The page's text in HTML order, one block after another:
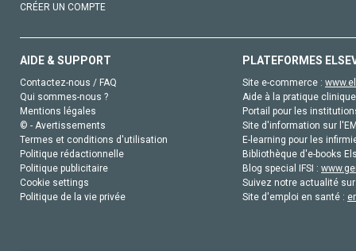
CRÉER UN COMPTE
AIDE & SUPPORT
Contactez-nous / FAQ
Qui sommes-nous ?
Mentions légales
© - Avertissements
Termes et conditions d'utilisation
Politique rédactionnelle
Politique publicitaire
Cookie settings
Politique de la vie privée
PLATEFORMES
Site e-commerce :
Aide à la pratique
Portail pour les
Site d'information sur
E-learning pour les
Bibliothèque d'e-books
Blog special IFSI :
Suivez notre actualité
Site d'emploi en santé :